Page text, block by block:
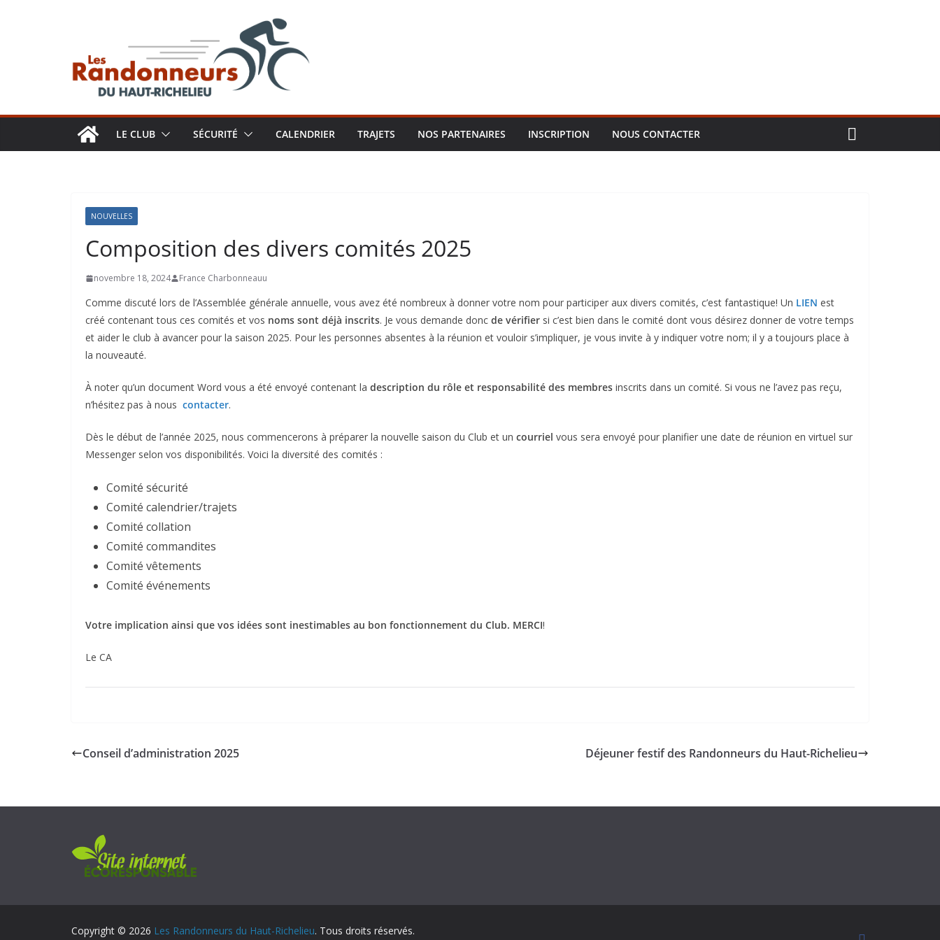
LE CLUB SÉCURITÉ CALENDRIER TRAJETS NOS PARTENAIRES INSCRIPTION NOUS CONTACTER
NOUVELLES
Composition des divers comités 2025
novembre 18, 2024 France Charbonneauu
Comme discuté lors de l’Assemblée générale annuelle, vous avez été nombreux à donner votre nom pour participer aux divers comités, c’est fantastique! Un LIEN est
créé contenant tous ces comités et vos noms sont déjà inscrits. Je vous demande donc de vérifier si c’est bien dans le comité dont vous désirez donner de votre temps
et aider le club à avancer pour la saison 2025. Pour les personnes absentes à la réunion et vouloir s’impliquer, je vous invite à y indiquer votre nom; il y a toujours place à
la nouveauté.
À noter qu’un document Word vous a été envoyé contenant la description du rôle et responsabilité des membres inscrits dans un comité. Si vous ne l’avez pas reçu,
n’hésitez pas à nous contacter.
Dès le début de l’année 2025, nous commencerons à préparer la nouvelle saison du Club et un courriel vous sera envoyé pour planifier une date de réunion en virtuel sur
Messenger selon vos disponibilités. Voici la diversité des comités :
Comité sécurité
Comité calendrier/trajets
Comité collation
Comité commandites
Comité vêtements
Comité événements
Votre implication ainsi que vos idées sont inestimables au bon fonctionnement du Club. MERCI!
Le CA
Conseil d’administration 2025 Déjeuner festif des Randonneurs du Haut-Richelieu
Copyright © 2026 Les Randonneurs du Haut-Richelieu. Tous droits réservés.